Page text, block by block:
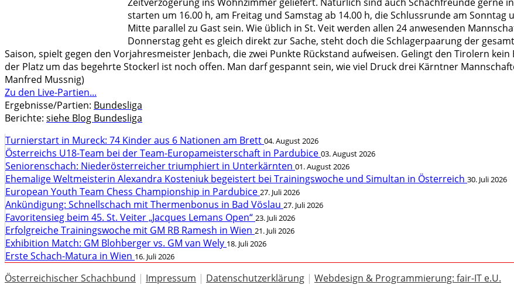
starten um 16.00 h, am Freitag und Samstag ab 14.00 h, die Schlussrunde am Sonntag
Mitte parallel zu Gast sein. Wie üblich in St. Veit werden allen 24 anwesenden
Donnerstag geht es gleich direkt zur Sache, steht doch die Schlagerpaarung der
Saison, spielt gegen den Vorjahresmeister Jenbach, die zwei Punkte Rückstand aufweisen. Gelingt den Tirolern
der Platz um das begehrte Stockerl ist noch offen. Man darf gespannt sein, wie viel Druck drei Kärntner
Manfred Mussnig)
Zu den Live-Partien...
Ergebnisse/Partien: Bundesliga
Berichte: siehe Blog Bundesliga
Turnierstart in Mureck: 74 Kinder aus 6 Nationen am Brett 04. August 2026
Österreichs U18-Team bei der Team-Europameisterschaft in Pardubice 03. August 2026
Seniorenschach: Niederösterreicher triumphiert in Unterkärnten 01. August 2026
Ehemalige Weltmeisterin Alexandra Kosteniuk begeistert bei Trainingswoche und Simultan in Österreich 30. Juli 2026
European Youth Team Chess Championship in Pardubice 27. Juli 2026
Ankündigung: Schnellschach mit Thermenbonus in Bad Vöslau 27. Juli 2026
Favoritensieg beim 45. St. Veiter „Jacques Lemans Open“ 23. Juli 2026
Erfolgreiche Trainingswoche mit GM RB Ramesh in Wien 21. Juli 2026
Exhibition Match: GM Blohberger vs. GM van Wely 18. Juli 2026
Erste Schach-Matura in Wien 16. Juli 2026
Österreichischer Schachbund | Impressum | Datenschutzerklärung | Webdesign & Programmierung: fair-IT e.U.